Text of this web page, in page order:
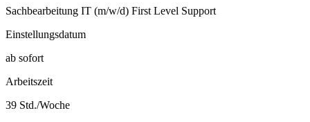
Sachbearbeitung IT (m/w/d) First Level Support
Einstellungsdatum
ab sofort
Arbeitszeit
39 Std./Woche